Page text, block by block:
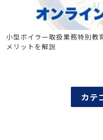
小型ボイラーの取扱業務特別教育
小型ボイラー取扱業務特別教
メリットを解説
カテ